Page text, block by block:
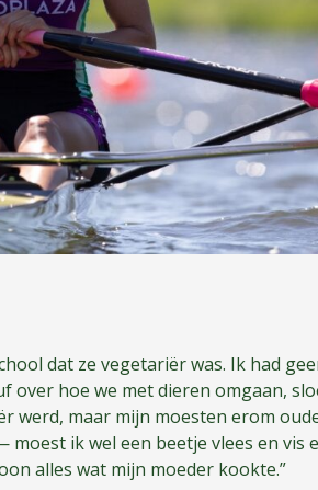
dat ze vegetariër was. Ik had
over hoe we met dieren omgaan,
werd, maar mijn moesten erom
ik wel een beetje vlees en vis
alles wat mijn moeder kookte.”